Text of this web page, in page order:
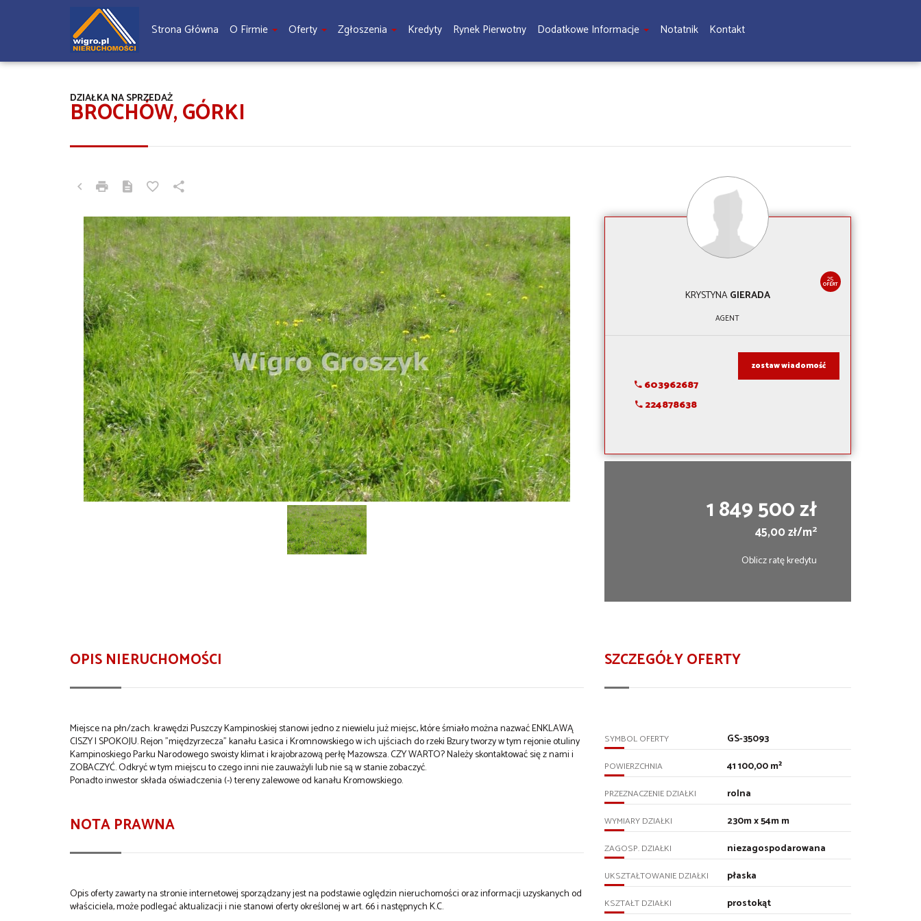
Strona Główna O Firmie Oferty Zgłoszenia Kredyty Rynek Pierwotny Dodatkowe Informacje Notatnik Kontakt
BROCHÓW, GÓRKI
DZIAŁKA NA SPRZEDAŻ
25
OFERT
KRYSTYNAGIERADA
AGENT
603962687
224878638
zostaw wiadomość
1 849 500 zł
45,00 zł/m2
Oblicz ratę kredytu
OPIS NIERUCHOMOŚCI
Miejsce na płn/zach. krawędzi Puszczy Kampinoskiej stanowi jedno z niewielu już miejsc, które śmiało można nazwać ENKLAWĄ
CISZY I SPOKOJU. Rejon "międzyrzecza" kanału Łasica i Kromnowskiego w ich ujściach do rzeki Bzury tworzy w tym rejonie otuliny
Kampinoskiego Parku Narodowego swoisty klimat i krajobrazową perłę Mazowsza. CZY WARTO? Należy skontaktować się z nami i
ZOBACZYĆ. Odkryć w tym miejscu to czego inni nie zauważyli lub nie są w stanie zobaczyć.
Ponadto inwestor składa oświadczenia (-) tereny zalewowe od kanału Kromowskiego.
NOTA PRAWNA
Opis oferty zawarty na stronie internetowej sporządzany jest na podstawie oględzin nieruchomości oraz informacji uzyskanych od
właściciela, może podlegać aktualizacji i nie stanowi oferty określonej w art. 66 i następnych K.C.
SZCZEGÓŁY OFERTY
SYMBOL OFERTY GS-35093
POWIERZCHNIA 41 100,00 m²
PRZEZNACZENIE DZIAŁKI rolna
WYMIARY DZIAŁKI 230m x 54m m
ZAGOSP. DZIAŁKI niezagospodarowana
UKSZTAŁTOWANIE DZIAŁKI płaska
KSZTAŁT DZIAŁKI prostokąt